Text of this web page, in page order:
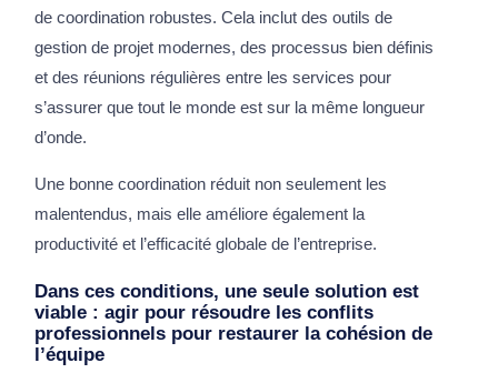
de coordination robustes. Cela inclut des outils de
gestion de projet modernes, des processus bien définis
et des réunions régulières entre les services pour
s’assurer que tout le monde est sur la même longueur
d’onde.
Une bonne coordination réduit non seulement les
malentendus, mais elle améliore également la
productivité et l’efficacité globale de l’entreprise.
Dans ces conditions, une seule solution est
viable : agir pour résoudre les conflits
professionnels pour restaurer la cohésion de
l’équipe